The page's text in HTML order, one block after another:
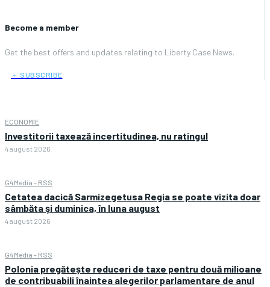
Become a member
Get the best offers and updates relating to Liberty Case News.
﹢ SUBSCRIBE
ECONOMIE
Investitorii taxează incertitudinea, nu ratingul
4 august 2026
G4Media - RSS
Cetatea dacică Sarmizegetusa Regia se poate vizita doar
sâmbăta şi duminica, în luna august
4 august 2026
G4Media - RSS
Polonia pregătește reduceri de taxe pentru două milioane
de contribuabili înaintea alegerilor parlamentare de anul